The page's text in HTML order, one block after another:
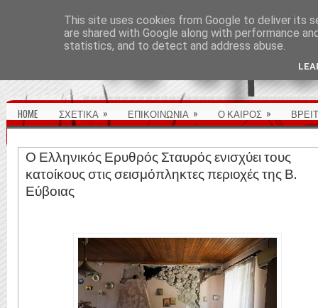
HOME ΣΧΕΤΙΚΑ » ΕΠΙΚΟΙΝΩΝΙΑ » Ο ΚΑΙΡΟΣ »
Ο Ελληνικός Ερυθρός Σταυρός ενισχύει τους
κατοίκους στις σεισμόπληκτες περιοχές της Β.
Εύβοιας
This site uses cookies from Google to deliver its
are shared with Google along with performance
statistics, and to detect and address abuse.